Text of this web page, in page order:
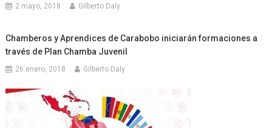
2 mayo, 2018 Gilberto Daly
Chamberos y Aprendices de Carabobo iniciarán formaciones a
través de Plan Chamba Juvenil
26 enero, 2018 Gilberto Daly